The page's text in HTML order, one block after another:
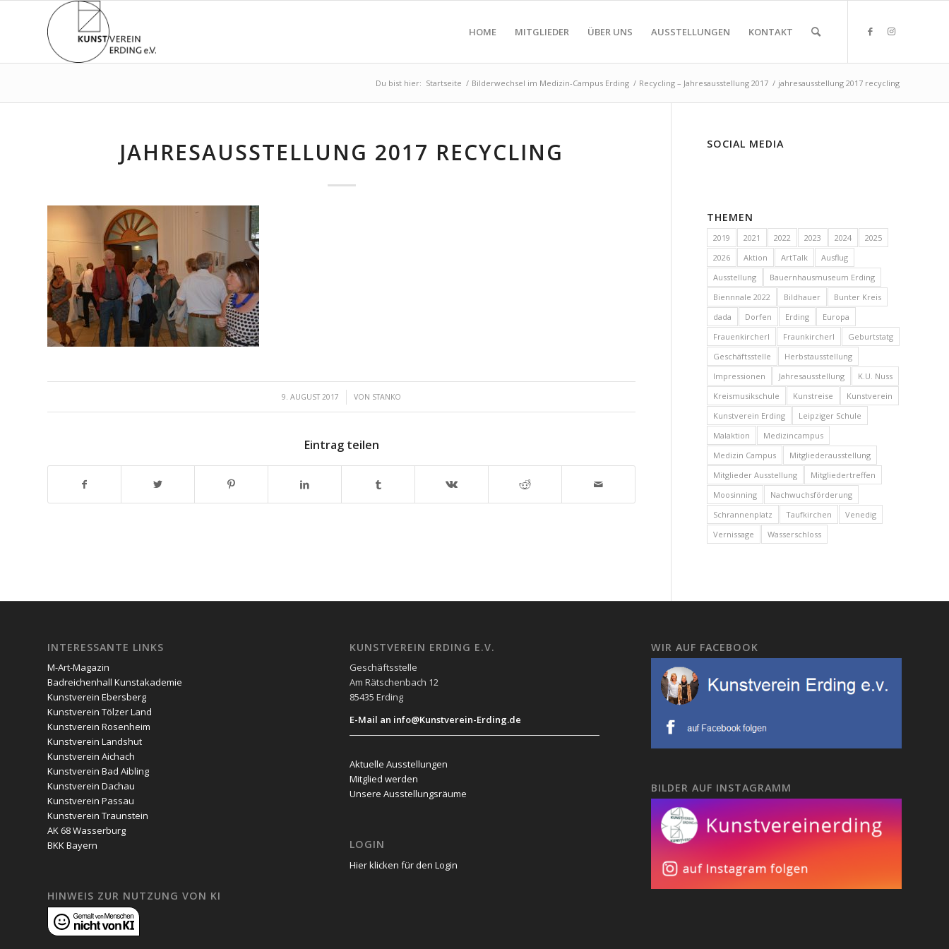
HOME MITGLIEDER ÜBER UNS AUSSTELLUNGEN KONTAKT
Du bist hier: Startseite / Bilderwechsel im Medizin-Campus Erding / Recycling – Jahresausstellung 2017 / jahresausstellung 2017 recycling
JAHRESAUSSTELLUNG 2017 RECYCLING
9. AUGUST 2017
/ VON STANKO
Eintrag teilen
SOCIAL MEDIA
THEMEN
2019 2021 2022 2023 2024
2025
2026
Aktion ArtTalk
Ausflug
Ausstellung
Bauernhausmuseum Erding
Biennnale 2022
Bildhauer
Bunter Kreis
dada
Dorfen Erding
Europa
Frauenkircherl
Fraunkircherl
Geburtstatg
Geschäftsstelle
Herbstausstellung
Impressionen
Jahresausstellung
K.U. Nuss
Kreismusikschule
Kunstreise
Kunstverein
Kunstverein Erding
Leipziger Schule
Malaktion
Medizincampus
Medizin Campus
Mitgliederausstellung
Mitglieder Ausstellung
Mitgliedertreffen
Moosinning
Nachwuchsförderung
Schrannenplatz
Taufkirchen
Venedig
Vernissage
Wasserschloss
INTERESSANTE LINKS
M-Art-Magazin
Badreichenhall Kunstakademie
Kunstverein Ebersberg
Kunstverein Tölzer Land
Kunstverein Rosenheim
Kunstverein Landshut
Kunstverein Aichach
Kunstverein Bad Aibling
Kunstverein Dachau
Kunstverein Passau
Kunstverein Traunstein
AK 68 Wasserburg
BKK Bayern
HINWEIS ZUR NUTZUNG VON KI
KUNSTVEREIN ERDING E.V.
Geschäftsstelle
Am Rätschenbach 12
85435 Erding
E-Mail an info@Kunstverein-Erding.de
Aktuelle Ausstellungen
Mitglied werden
Unsere Ausstellungsräume
LOGIN
Hier klicken für den Login
WIR AUF FACEBOOK
BILDER AUF INSTAGRAMM